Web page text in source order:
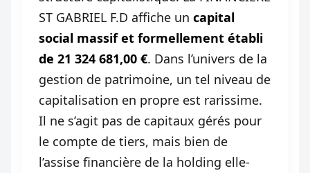
ST GABRIEL F.D affiche un capital
social massif et formellement établi
de 21 324 681,00 €. Dans l’univers de la
gestion de patrimoine, un tel niveau de
capitalisation en propre est rarissime.
Il ne s’agit pas de capitaux gérés pour
le compte de tiers, mais bien de
l’assise financière de la holding elle-